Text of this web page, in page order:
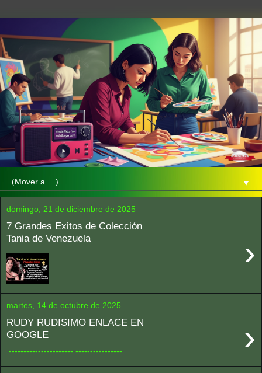
▼
domingo, 21 de diciembre de 2025
7 Grandes Exitos de Colección
Tania de Venezuela
›
martes, 14 de octubre de 2025
RUDY RUDISIMO ENLACE EN
GOOGLE
›
---------------------- ----------------